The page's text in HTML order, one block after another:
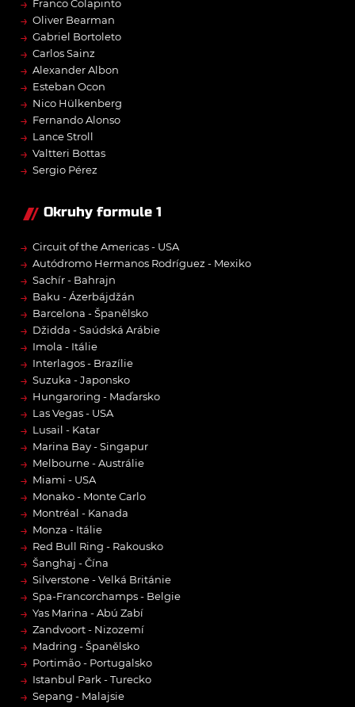
→ Franco Colapinto
→ Oliver Bearman
→ Gabriel Bortoleto
→ Carlos Sainz
→ Alexander Albon
→ Esteban Ocon
→ Nico Hülkenberg
→ Fernando Alonso
→ Lance Stroll
→ Valtteri Bottas
→ Sergio Pérez
Okruhy formule 1
→ Circuit of the Americas - USA
→ Autódromo Hermanos Rodríguez - Mexiko
→ Sachír - Bahrajn
→ Baku - Ázerbájdžán
→ Barcelona - Španělsko
→ Džidda - Saúdská Arábie
→ Imola - Itálie
→ Interlagos - Brazílie
→ Suzuka - Japonsko
→ Hungaroring - Maďarsko
→ Las Vegas - USA
→ Lusail - Katar
→ Marina Bay - Singapur
→ Melbourne - Austrálie
→ Miami - USA
→ Monako - Monte Carlo
→ Montréal - Kanada
→ Monza - Itálie
→ Red Bull Ring - Rakousko
→ Šanghaj - Čína
→ Silverstone - Velká Británie
→ Spa-Francorchamps - Belgie
→ Yas Marina - Abú Zabí
→ Zandvoort - Nizozemí
→ Madring - Španělsko
→ Portimão - Portugalsko
→ Istanbul Park - Turecko
→ Sepang - Malajsie